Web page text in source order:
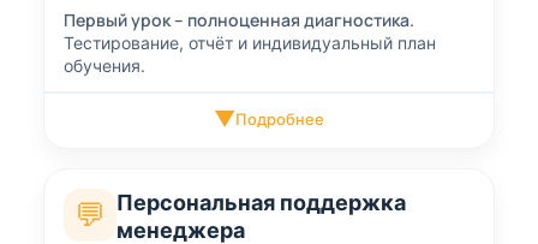
Первый урок – полноценная диагностика.
Тестирование, отчёт и индивидуальный план
обучения.
▼Подробнее
💬
Персональная поддержка
менеджера